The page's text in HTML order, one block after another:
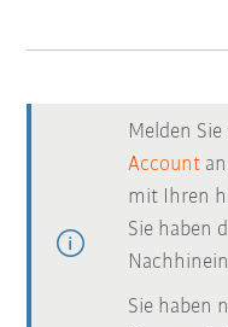
Melden
Account
mit Ihren
Sie haben
Sie haben